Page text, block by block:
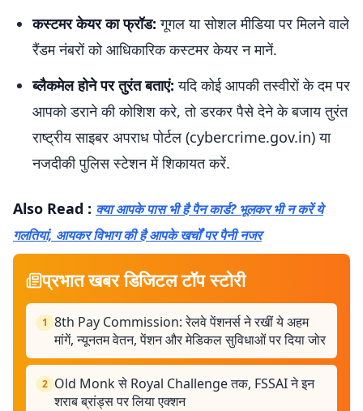
कस्टमर केयर का फ्रॉड: गूगल या सोशल मीडिया पर मिलने वाले
रैंडम नंबरों को आधिकारिक कस्टमर केयर न मानें.
ब्लैकमेल होने पर तुरंत बताएं: यदि कोई आपकी तस्वीरों के दम पर
आपको डराने की कोशिश करे, तो डरकर पैसे देने के बजाय तुरंत
राष्ट्रीय साइबर अपराध पोर्टल (cybercrime.gov.in) या
नजदीकी पुलिस स्टेशन में शिकायत करें.
Also Read : क्या आपके पास भी है पैन कार्ड? भूलकर भी न करें ये
गलतियां, आयकर विभाग की है आपके खर्चों पर पैनी नजर
प्रभात खबर डिजिटल टॉप स्टोरी
1 8th Pay Commission: रेलवे पेंशनर्स ने रखीं ये अहम
मांगें, न्यूनतम वेतन, पेंशन और मेडिकल सुविधाओं पर दिया जोर
2 Old Monk से Royal Challenge तक, FSSAI ने इन
शराब ब्रांड्स पर लिया एक्शन